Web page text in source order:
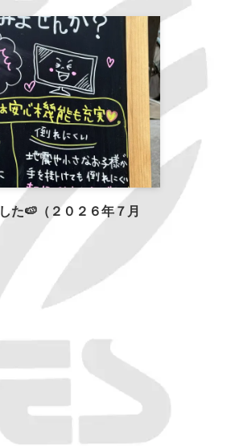
た🍉（２０２６年７月